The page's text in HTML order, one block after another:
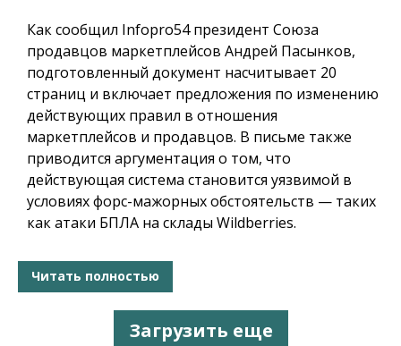
Как сообщил Infopro54президент Союза
продавцов маркетплейсов Андрей Пасынков,
подготовленный документ насчитывает 20
страниц и включает предложения по изменению
действующих правил в отношения
маркетплейсов и продавцов. В письме также
приводится аргументация о том, что
действующая система становится уязвимой в
условиях форс-мажорных обстоятельств — таких
как атаки БПЛА на склады Wildberries.
Читать полностью
Загрузить еще